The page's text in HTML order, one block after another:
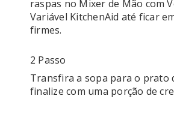
raspas no Mixer de Mão com
Variável KitchenAid até ficar
2 Passo
Transfira a sopa para o prato